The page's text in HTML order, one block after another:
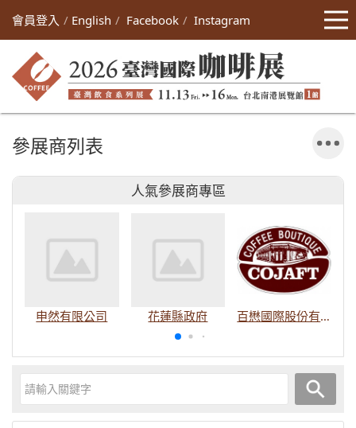
會員登入 English Facebook Instagram
參展商列表
人氣參展商專區
申然有限公司 花蓮縣政府 百懋國際股份有限公司